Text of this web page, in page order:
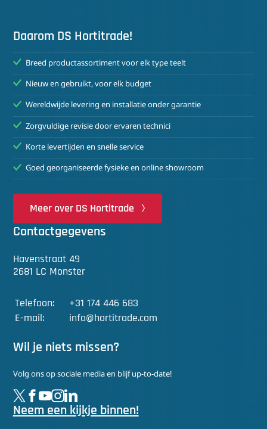
Daarom DS Hortitrade!
Breed productassortiment voor elk type teelt
Nieuw en gebruikt, voor elk budget
Wereldwijde levering en installatie onder garantie
Zorgvuldige revisie door ervaren technici
Korte levertijden en snelle service
Goed georganiseerde fysieke en online showroom
Meer over DS Hortitrade
Contactgegevens
Havenstraat 49
2681 LC Monster
Telefoon:
+31 174 446 683
E-mail:
info@hortitrade.com
Wil je niets missen?
Volg ons op sociale media en blijf up-to-date!
Neem een kijkje binnen!